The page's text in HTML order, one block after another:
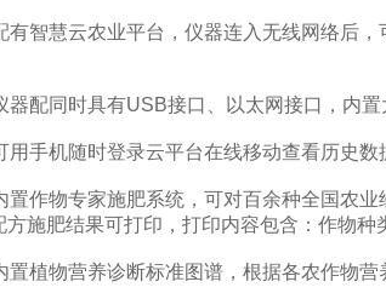
慧云农业平台，仪器连入无线网络后，
同时具有USB接口、以太网接口，内置
手机随时登录云平台在线移动查看历史数
物专家施肥系统，可对百余种全国农业
方施肥结果可打印，打印内容包含：作物
物营养诊断标准图谱，根据各农作物营